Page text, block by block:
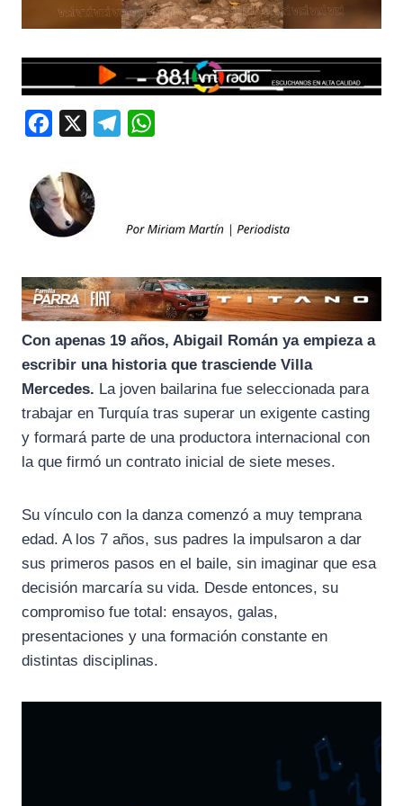
c
e
b
o
k
g
a
m
s
p
p
Con apenas 19 años, Abigail Román ya empieza a
escribir una historia que trasciende Villa
Mercedes. La joven bailarina fue seleccionada para
trabajar en Turquía tras superar un exigente casting
y formará parte de una productora internacional con
la que firmó un contrato inicial de siete meses.
Su vínculo con la danza comenzó a muy temprana
edad. A los 7 años, sus padres la impulsaron a dar
sus primeros pasos en el baile, sin imaginar que esa
decisión marcaría su vida. Desde entonces, su
compromiso fue total: ensayos, galas,
presentaciones y una formación constante en
distintas disciplinas.